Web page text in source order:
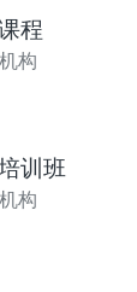
程
构
训班
构